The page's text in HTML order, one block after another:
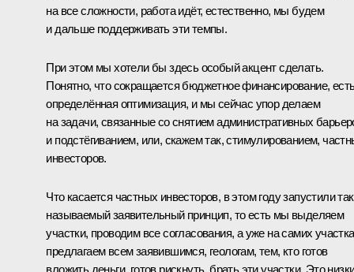
на все сложности, работа идёт, естественно, мы будем
и дальше поддерживать эти темпы.
При этом мы хотели бы здесь особый акцент сделать.
Понятно, что сокращается бюджетное финансирование,
определённая оптимизация, и мы сейчас упор делаем
на задачи, связанные со снятием административных
и подстёгиванием, или, скажем так, стимулированием,
инвесторов.
Что касается частных инвесторов, в этом году запустили так
называемый заявительный принцип, то есть мы выделяем
участки, проводим все согласования, а уже на самих
предлагаем всем заявившимся, геологам, тем, кто готов
вложить деньги, готов рискнуть, брать эти участки. Это